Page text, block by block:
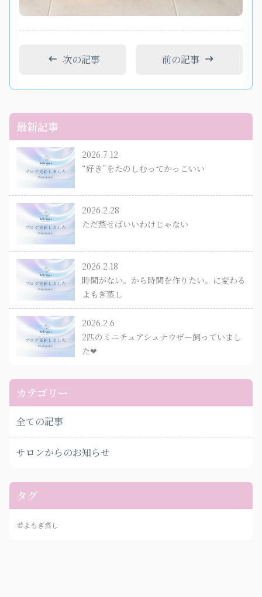
次の記事 前の記事
最新記事
2026.7.12
“好き”をたのしむってかっこいい
2026.2.28
ただ蒸せばいいわけじゃない
2026.2.18
時間がない。から時間を作りたい。に変わる
よもぎ蒸し
2026.2.6
2匹のミニチュアシュナウザー飼っていまし
た❤︎
カテゴリー
全ての記事
サロンからのお知らせ
タグ
若よもぎ蒸し